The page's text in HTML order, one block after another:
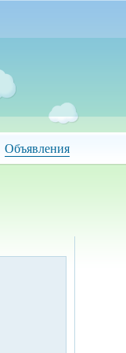
Объявления